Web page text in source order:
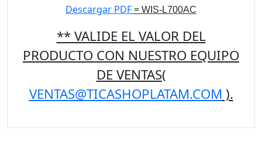
Descargar PDF= WIS-L700AC
** VALIDE EL VALOR DEL
PRODUCTO CON NUESTRO EQUIPO
DE VENTAS(
VENTAS@TICASHOPLATAM.COM ).